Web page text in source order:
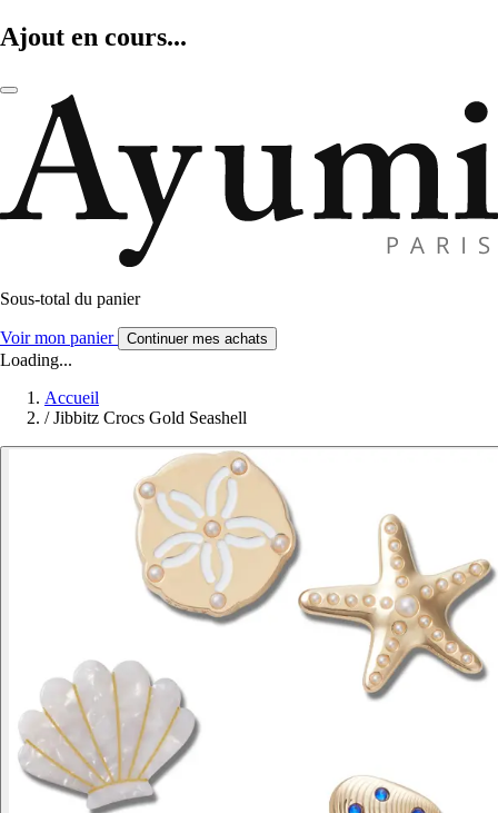
Ajout en cours...
Sous-total du panier
Voir mon panier Continuer mes achats
Loading...
Accueil
/ Jibbitz Crocs Gold Seashell